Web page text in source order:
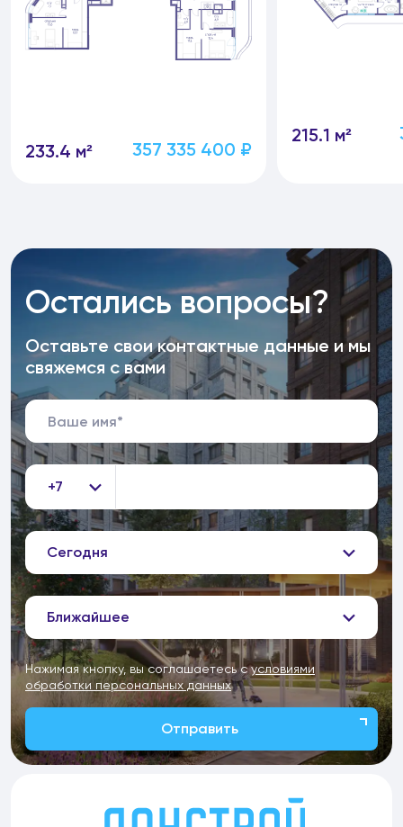
233.4 м² 357 335 400 ₽
215.1 м²
Остались вопросы?
Оставьте свои контактные данные и мы
свяжемся с вами
+7
Сегодня
Ближайшее
Нажимая кнопку, вы соглашаетесь сусловиями
обработки персональных данных
Отправить